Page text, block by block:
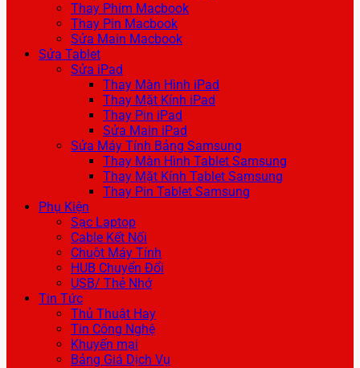
Thay Phím Macbook
Thay Pin Macbook
Sửa Main Macbook
Sửa Tablet
Sửa iPad
Thay Màn Hình iPad
Thay Mặt Kính iPad
Thay Pin iPad
Sửa Main iPad
Sửa Máy Tính Bảng Samsung
Thay Màn Hình Tablet Samsung
Thay Mặt Kính Tablet Samsung
Thay Pin Tablet Samsung
Phụ Kiện
Sạc Laptop
Cable Kết Nối
Chuột Máy Tính
HUB Chuyển Đổi
USB/ Thẻ Nhớ
Tin Tức
Thủ Thuật Hay
Tin Công Nghệ
Khuyến mại
Bảng Giá Dịch Vụ